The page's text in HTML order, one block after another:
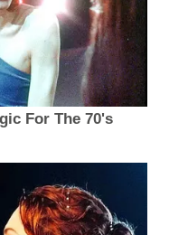
For The 70's